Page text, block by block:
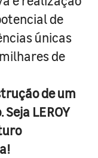
de
únicas
de
de um
LEROY